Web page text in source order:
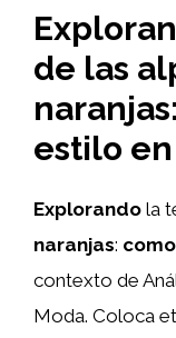
de las
estilo
Explorando la
naranjas:
contexto de
Moda. Coloca